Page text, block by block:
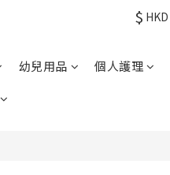
$ HKD
幼兒用品
個人護理